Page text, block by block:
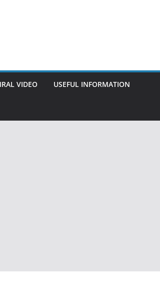
VIDEO USEFUL INFORMATION